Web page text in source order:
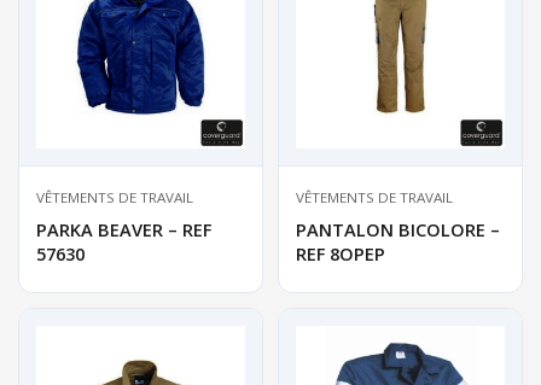
VÊTEMENTS DE TRAVAIL
PARKA BEAVER – REF
57630
VÊTEMENTS DE TRAVAIL
PANTALON BICOLORE –
REF 8OPEP